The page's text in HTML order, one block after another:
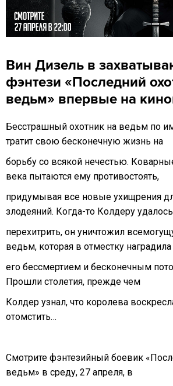
Вин Дизель в
фэнтези «Последний
ведьм» впервые на
Бесстрашный охотник на ведьм по
тратит свою бесконечную жизнь на
борьбу со всякой нечестью.
века пытаются ему противостоять,
придумывая все новые ухищрения
злодеяний. Когда-то Колдеру
перехитрить, он уничтожил
ведьм, которая в отместку наградила
его бессмертием и бесконечным
Прошли столетия, прежде чем
Колдер узнал, что королева
отомстить…
Смотрите фэнтезийный боевик
ведьм» в среду, 27 апреля, в